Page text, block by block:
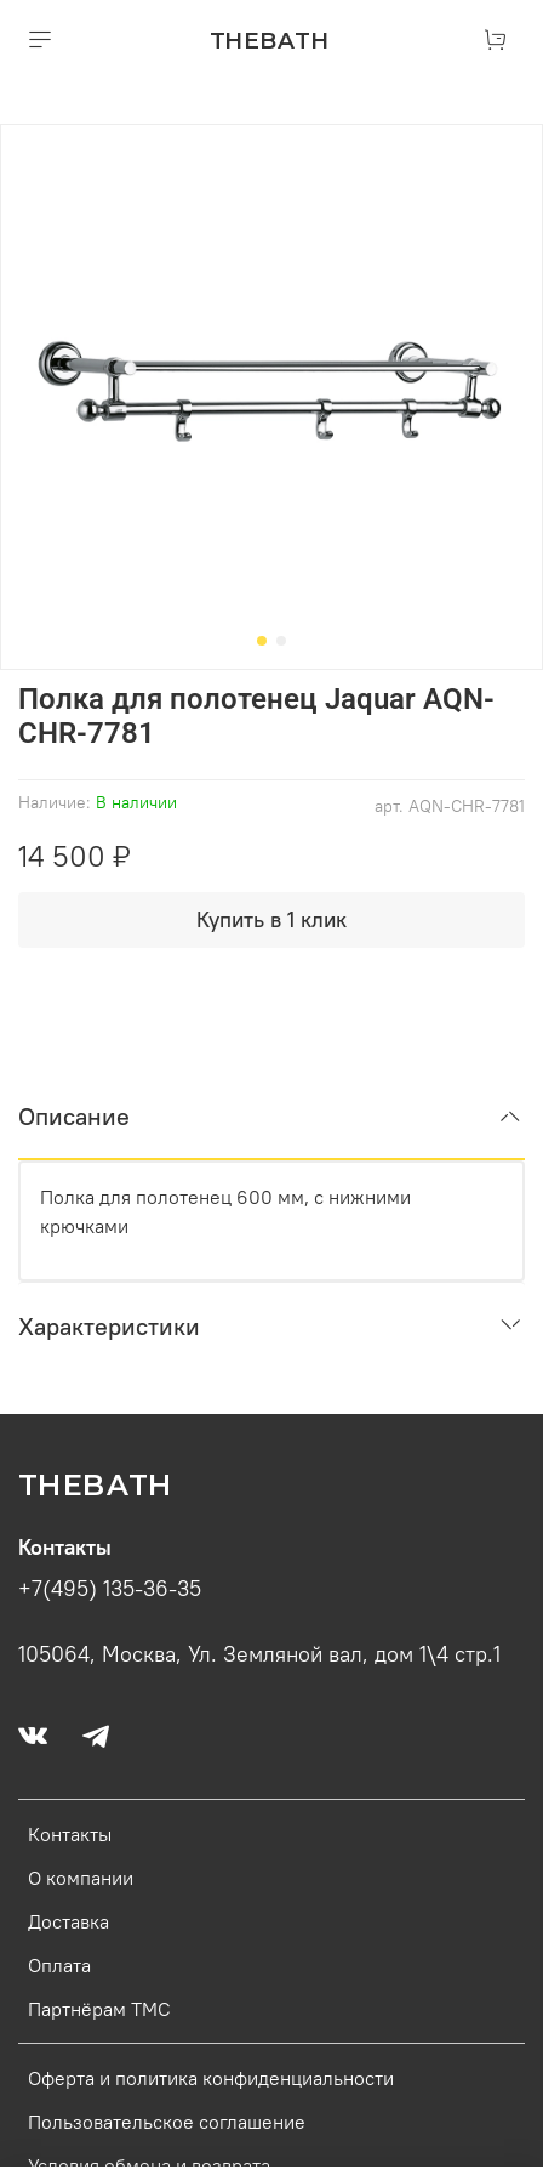
THEBATH
арт. AQN-CHR-7781
Наличие: В наличии
Полка для полотенец Jaquar AQN-
CHR-7781
14 500 ₽
Купить в 1 клик
Описание
Полка для полотенец 600 мм, с нижними
крючками
Характеристики
THEBATH
Контакты
О компании
Доставка
Оплата
Партнёрам ТМС
Оферта и политика конфиденциальности
Пользовательское соглашение
Условия обмена и возврата
Контакты
+7(495) 135-36-35
105064, Москва, Ул. Земляной вал, дом 1\4 стр.1